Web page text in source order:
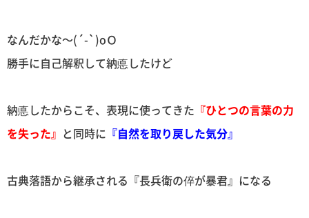
なんだかな〜(´-`)oＯ
勝手に自己解釈して納悳したけど
納悳したからこそ、表現に使ってきた 『ひとつの言葉の力
を失った』 と同時に 『自然を取り戻した気分』
古典落語から継承される『長兵衛の倅が暴君』になる